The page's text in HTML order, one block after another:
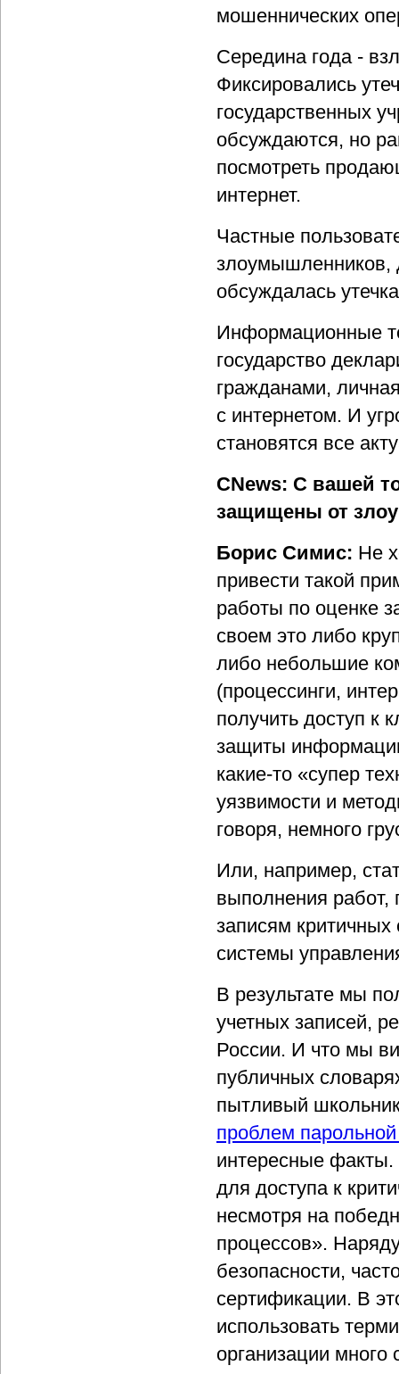
мошеннических
Середина года -
Фиксировались
государственных
обсуждаются, но
посмотреть
интернет.
Частные
злоумышленников,
обсуждалась
Информационные
государство
гражданами,
с интернетом. И
становятся все
CNews: С вашей
защищены от
Борис Симис: Не
привести такой
работы по оценке
своем это либо
либо небольшие
(процессинги,
получить доступ к
защиты
какие-то «супер
уязвимости и
говоря, немного
Или, например,
выполнения работ,
записям
системы
В результате мы
учетных записей,
России. И что мы
публичных
пытливый
проблем
интересные
для доступа к
несмотря на
процессов».
безопасности,
сертификации. В
использовать
организации много